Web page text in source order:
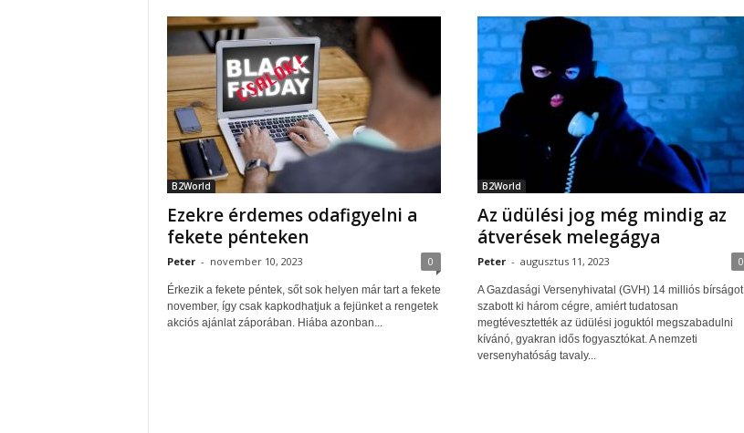
B2World
Ezekre érdemes odafigyelni a
fekete pénteken
Peter - november 10, 2023 0
Érkezik a fekete péntek, sőt sok helyen már tart a fekete
november, így csak kapkodhatjuk a fejünket a rengetek
akciós ajánlat záporában. Hiába azonban...
B2World
Az üdülési jog még mindig az
átverések melegágya
Peter - augusztus 11, 2023 0
A Gazdasági Versenyhivatal (GVH) 14 milliós bírságot
szabott ki három cégre, amiért tudatosan
megtévesztették az üdülési joguktól megszabadulni
kívánó, gyakran idős fogyasztókat. A nemzeti
versenyhatóság tavaly...